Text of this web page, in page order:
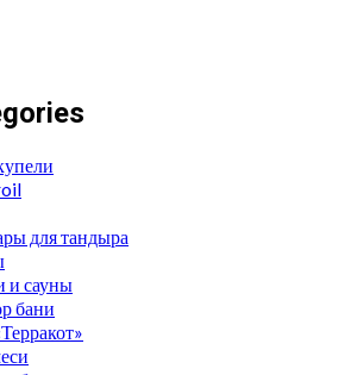
для тандыра
и сауны
бани